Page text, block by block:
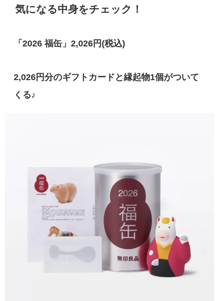
気になる中身をチェック！
「2026 福缶」2,026円(税込)
2,026円分のギフトカードと縁起物1個がついて
くる♪